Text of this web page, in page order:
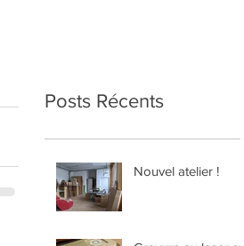
Posts Récents
Nouvel atelier !